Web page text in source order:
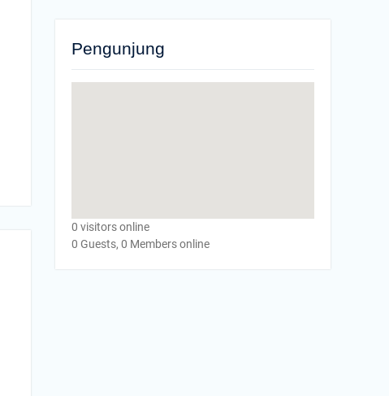
Pengunjung
0 visitors online
0 Guests, 0 Members online